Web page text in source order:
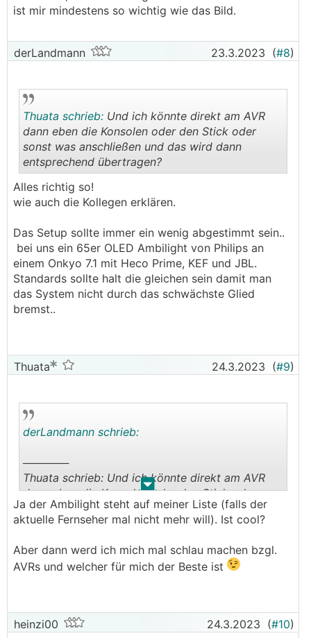
daran deine Soundbar anschließen als
was du willst..
───────────────
Das heißt in deinem Fall dient der AVR zum
"Aufspalten" zwischen Ton und Bild und schickt
das eine zum Fernseher und das andere zu den
Boxen/Soundbar?
Weil eben die Tatsache, dass das momentan
unser Fernseher verwaltet (Stick am Fernseher,
Fernseher schickt Sound zur Soundbar) macht
Probleme.
Und ich könnte direkt am AVR dann eben die
Konsolen oder den Stick oder sonst was
anschließen und das wird dann entsprechend
übertragen?
ist mir mindestens so wichtig wie das Bild.
derLandmann 23.3.2023 (#8)
..
Thuata schrieb: Und ich könnte direkt am AVR
dann eben die Konsolen oder den Stick oder
sonst was anschließen und das wird dann
entsprechend übertragen?
Alles richtig so!
wie auch die Kollegen erklären.
Das Setup sollte immer ein wenig abgestimmt sein..
bei uns ein 65er OLED Ambilight von Philips an
einem Onkyo 7.1 mit Heco Prime, KEF und JBL.
Standards sollte halt die gleichen sein damit man
das System nicht durch das schwächste Glied
bremst..
Thuata 24.3.2023 (#9)
. .
derLandmann schrieb:
──────
Thuata schrieb: Und ich könnte direkt am AVR
dann eben die Konsolen oder den Stick oder
sonst was anschließen und das wird dann
entsprechend übertragen?
Alles richtig so!
Das Setup sollte immer ein wenig abgestimmt
sein.. bei uns ein 65er OLED Ambilight von
Ja der Ambilight steht auf meiner Liste (falls der
aktuelle Fernseher mal nicht mehr will). Ist cool?
Aber dann werd ich mich mal schlau machen bzgl.
AVRs und welcher für mich der Beste ist
heinzi00 24.3.2023 (#10)